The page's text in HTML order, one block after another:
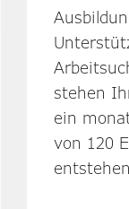
stehen
ein
von 120